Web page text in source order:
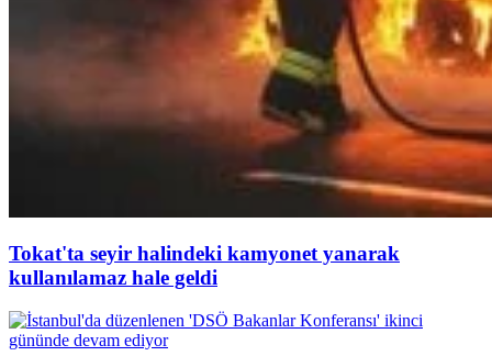
Tokat'ta seyir halindeki kamyonet yanarak
kullanılamaz hale geldi